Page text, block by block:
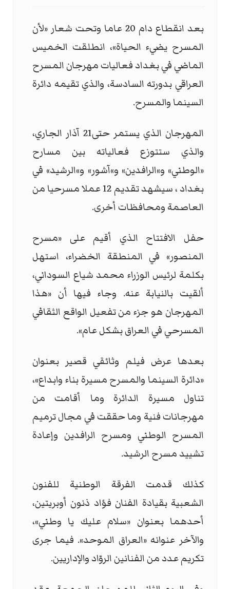
بعد انقطاع دام 20 عاما وتحت شعار «لأن
المسرح يضيء الحياة»، انطلقت الخميس
الماضي في بغداد فعاليات مهرجان المسرح
العراقي بدورته السادسة، والذي تقيمه دائرة
السينما والمسرح.
المهرجان الذي يستمر حتى21 آذار الجاري،
والذي ستتوزع فعالياته بين مسارح
«الوطني» و»الرافدين» و»آشور» و»الرشيد» في
بغداد ، سيشهد تقديم 12 عملا مسرحيا من
العاصمة ومحافظات أخرى.
حفل الافتتاح الذي أقيم على «مسرح
المنصور» في المنطقة الخضراء، استهل
بكلمة لرئيس الوزراء محمد شياع السوداني،
ألقيت بالنيابة عنه. وجاء فيها أن «هذا
المهرجان هو جزء من تفعيل الواقع الثقافي
المسرحي في العراق بشكل عام».
بعدها عرض فيلم وثائقي قصير بعنوان
«دائرة السينما والمسرح مسيرة بناء وابداع»،
تناول مسيرة الدائرة وما أقامت من
مهرجانات فنية وما حققت في مجال ترميم
المسرح الوطني ومسرح الرافدين وإعادة
تشييد مسرح الرشيد.
كذلك قدمت الفرقة الوطنية للفنون
الشعبية بقيادة الفنان فؤاد ذنون أوبريتين،
أحدهما بعنوان «سلام عليك يا وطني»،
والآخر عنوانه «العراق الموحد». فيما جرى
تكريم عدد من الفنانين الروّاد والإداريين.